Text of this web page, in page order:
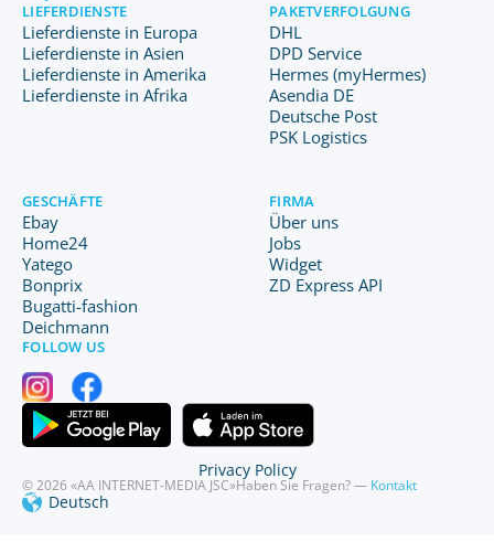
LIEFERDIENSTE
Lieferdienste in Europa
Lieferdienste in Asien
Lieferdienste in Amerika
Lieferdienste in Afrika
PAKETVERFOLGUNG
DHL
DPD Service
Hermes (myHermes)
Asendia DE
Deutsche Post
PSK Logistics
GESCHÄFTE
Ebay
Home24
Yatego
Bonprix
Bugatti-fashion
Deichmann
FIRMA
Über uns
Jobs
Widget
ZD Express API
FOLLOW US
© 2026 «AA INTERNET-MEDIA JSC»Haben Sie Fragen? — Kontakt
Deutsch
Privacy Policy